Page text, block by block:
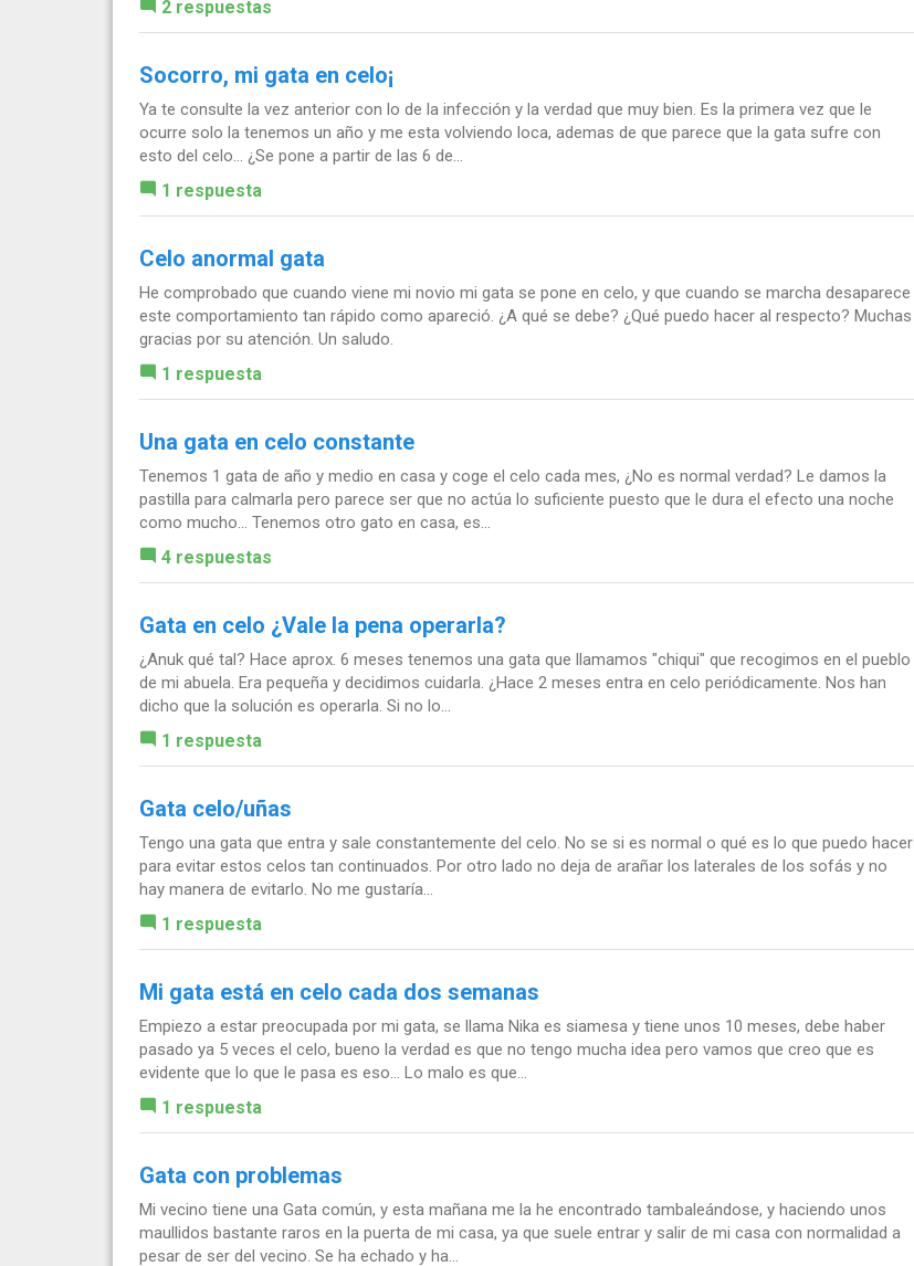
2 respuestas
Socorro, mi gata en celo¡
Ya te consulte la vez anterior con lo de la infección y la verdad que muy bien. Es la primera vez que le
ocurre solo la tenemos un año y me esta volviendo loca, ademas de que parece que la gata sufre con
esto del celo... ¿Se pone a partir de las 6 de...
1 respuesta
Celo anormal gata
He comprobado que cuando viene mi novio mi gata se pone en celo, y que cuando se marcha desaparece
este comportamiento tan rápido como apareció. ¿A qué se debe? ¿Qué puedo hacer al respecto? Muchas
gracias por su atención. Un saludo.
1 respuesta
Una gata en celo constante
Tenemos 1 gata de año y medio en casa y coge el celo cada mes, ¿No es normal verdad? Le damos la
pastilla para calmarla pero parece ser que no actúa lo suficiente puesto que le dura el efecto una noche
como mucho... Tenemos otro gato en casa, es...
4 respuestas
Gata en celo ¿Vale la pena operarla?
¿Anuk qué tal? Hace aprox. 6 meses tenemos una gata que llamamos "chiqui" que recogimos en el pueblo
de mi abuela. Era pequeña y decidimos cuidarla. ¿Hace 2 meses entra en celo periódicamente. Nos han
dicho que la solución es operarla. Si no lo...
1 respuesta
Gata celo/uñas
Tengo una gata que entra y sale constantemente del celo. No se si es normal o qué es lo que puedo hacer
para evitar estos celos tan continuados. Por otro lado no deja de arañar los laterales de los sofás y no
hay manera de evitarlo. No me gustaría...
1 respuesta
Mi gata está en celo cada dos semanas
Empiezo a estar preocupada por mi gata, se llama Nika es siamesa y tiene unos 10 meses, debe haber
pasado ya 5 veces el celo, bueno la verdad es que no tengo mucha idea pero vamos que creo que es
evidente que lo que le pasa es eso... Lo malo es que...
1 respuesta
Gata con problemas
Mi vecino tiene una Gata común, y esta mañana me la he encontrado tambaleándose, y haciendo unos
maullidos bastante raros en la puerta de mi casa, ya que suele entrar y salir de mi casa con normalidad a
pesar de ser del vecino. Se ha echado y ha...